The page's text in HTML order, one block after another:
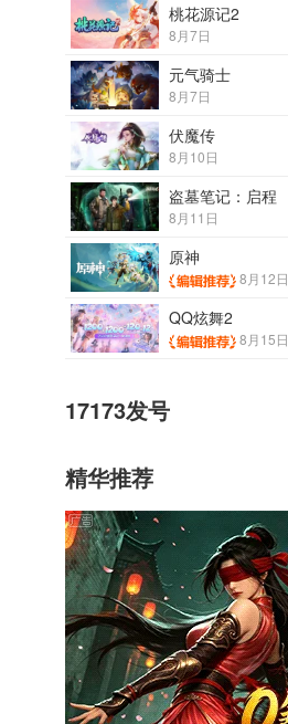
桃花源记2
8月7日
元气骑士
8月7日
伏魔传
8月10日
盗墓笔记：启程
8月11日
原神
8月12日
QQ炫舞2
8月15日
17173发号
精华推荐